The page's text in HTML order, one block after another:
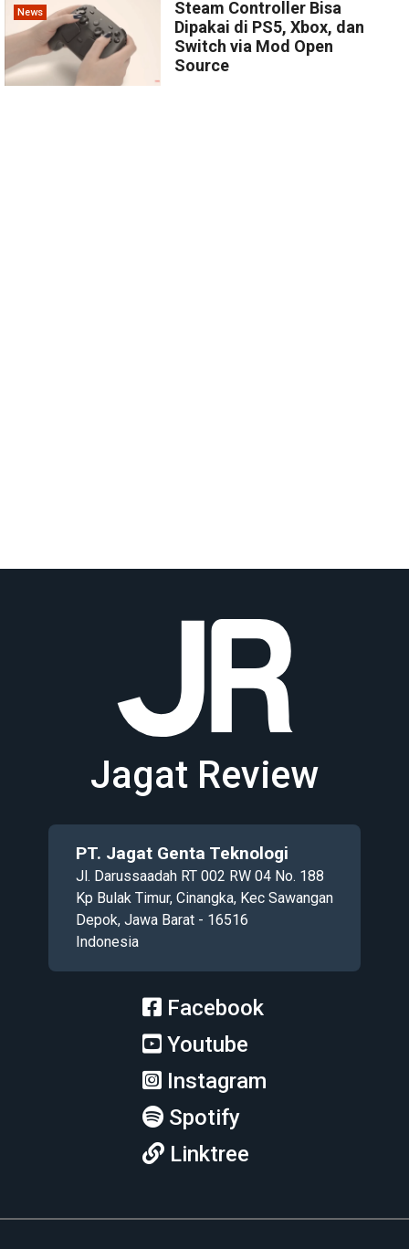
News
Steam Controller Bisa
Dipakai di PS5, Xbox, dan
Switch via Mod Open
Source
Jagat Review
PT. Jagat Genta Teknologi
Jl. Darussaadah RT 002 RW 04 No. 188
Kp Bulak Timur, Cinangka, Kec Sawangan
Depok, Jawa Barat - 16516
Indonesia
Facebook
Youtube
Instagram
Spotify
Linktree